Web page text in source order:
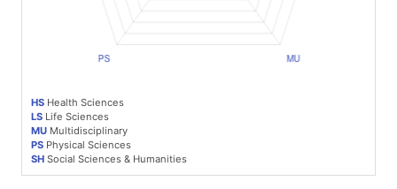
HS Health Sciences
LS Life Sciences
MU Multidisciplinary
PS Physical Sciences
SH Social Sciences & Humanities